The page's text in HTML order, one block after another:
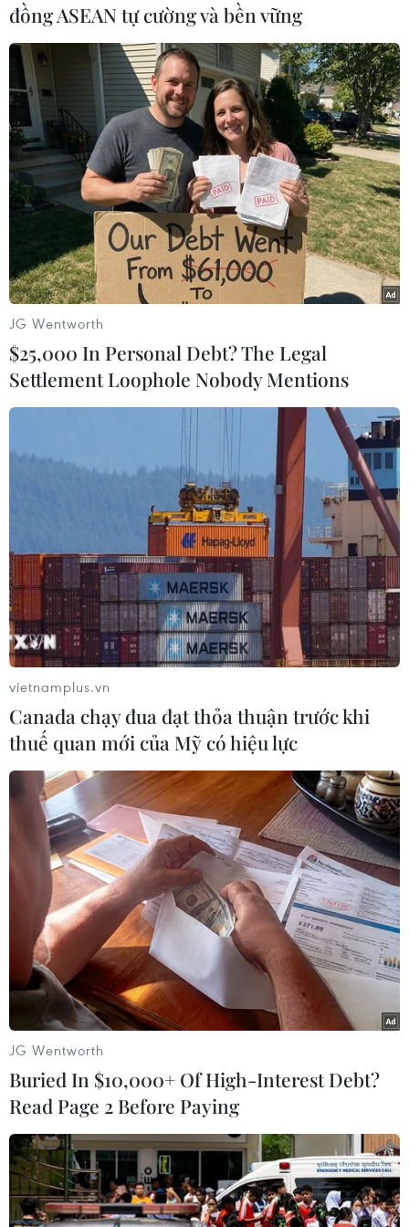
#Tai nạn giao thông
#Cao tốc Phan Thiết-Dầu Giây
#Xe khách
#Hiện trường tai nạn
#ATGT-bt
Lâm Đồng
An toàn Giao thông
Hiện trường vụ ghe gỗ phát nổ trên
sông Sài Gòn khiến một người thiệt mạng
Cảnh sát giao thông triển khai chiến dịch nâng
cao kỹ năng lái xe môtô, xe gắn máy
Xe khách lao xuống hố sâu bên đường, 18 hành
khách thoát nạn
Cần xử lý dứt điểm việc tập kết gỗ ở hành lang
an toàn giao thông Quốc lộ 22B
Xe tải cẩu tông sập cầu Đắk Lung tại Đồng Nai,
hai người thoát nạn
TIN LIÊN QUAN
đồng ASEAN tự cường và bền vững
JG Wentworth
$25,000 In Personal Debt? The Legal
Settlement Loophole Nobody Mentions
vietnamplus.vn
Canada chạy đua đạt thỏa thuận trước khi
thuế quan mới của Mỹ có hiệu lực
JG Wentworth
Buried In $10,000+ Of High-Interest Debt?
Read Page 2 Before Paying